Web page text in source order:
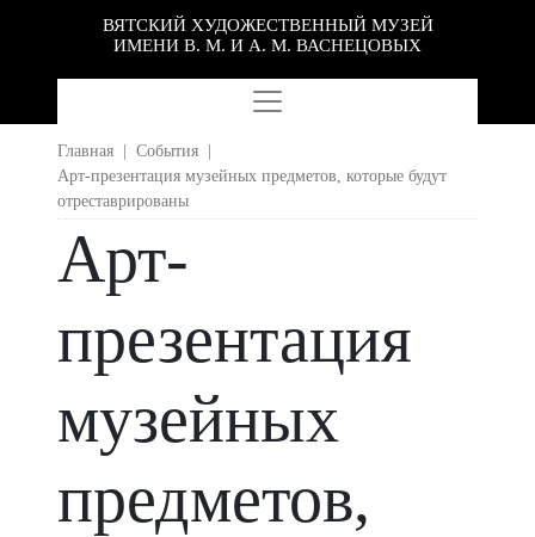
ВЯТСКИЙ ХУДОЖЕСТВЕННЫЙ МУЗЕЙ
ИМЕНИ В. М. И А. М. ВАСНЕЦОВЫХ
Главная | События |
Арт-презентация музейных предметов, которые будут
отреставрированы
Арт-
презентация
музейных
предметов,